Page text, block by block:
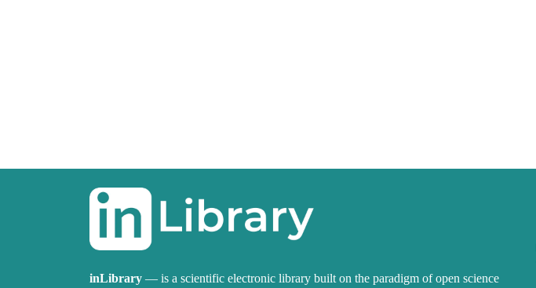
inLibrary — is a scientific electronic library built on the paradigm of open science